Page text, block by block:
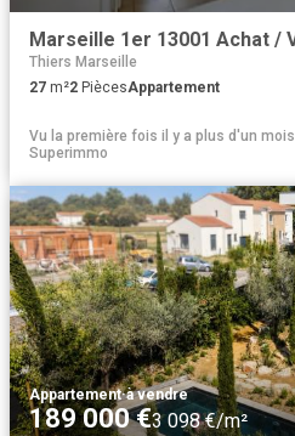
Thiers Marseille
27 m²2 PiècesAppartement
Vu la première fois il y a plus d'un mois
Superimmo
Appartement·à vendre
189 000 €3 098 €/m²